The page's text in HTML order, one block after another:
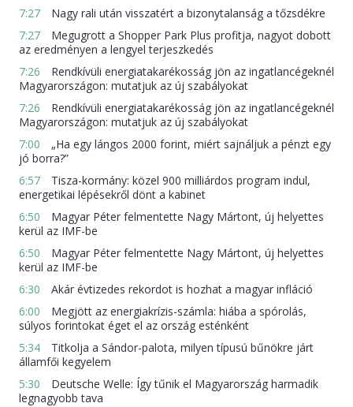
7:27
Nagy rali után visszatért a bizonytalanság a tőzsdékre
7:27
Megugrott a Shopper Park Plus profitja, nagyot dobott
az eredményen a lengyel terjeszkedés
7:26
Rendkívüli energiatakarékosság jön az ingatlancégeknél
Magyarországon: mutatjuk az új szabályokat
7:26
Rendkívüli energiatakarékosság jön az ingatlancégeknél
Magyarországon: mutatjuk az új szabályokat
7:00
„Ha egy lángos 2000 forint, miért sajnáljuk a pénzt egy
jó borra?”
6:57
Tisza-kormány: közel 900 milliárdos program indul,
energetikai lépésekről dönt a kabinet
6:50
Magyar Péter felmentette Nagy Mártont, új helyettes
kerül az IMF-be
6:50
Magyar Péter felmentette Nagy Mártont, új helyettes
kerül az IMF-be
6:30
Akár évtizedes rekordot is hozhat a magyar infláció
6:00
Megjött az energiakrízis-számla: hiába a spórolás,
súlyos forintokat éget el az ország esténként
5:34
Titkolja a Sándor-palota, milyen típusú bűnökre járt
államfői kegyelem
5:30
Deutsche Welle: Így tűnik el Magyarország harmadik
legnagyobb tava